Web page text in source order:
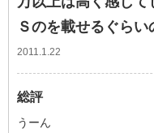
Ｓのを載せるぐらい
2011.1.22
総評
うーん